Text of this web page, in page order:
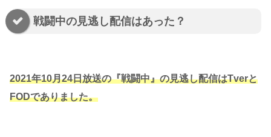
戦闘中の見逃し配信はあった？
2021年10月24日放送の『戦闘中』の見逃し配信はTverと
FODでありました。